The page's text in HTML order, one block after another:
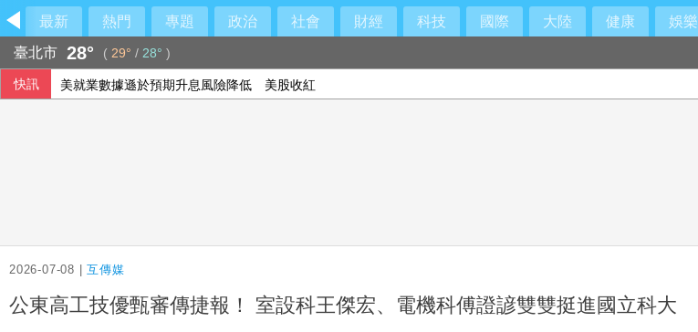
最新 熱門 專題 政治 社會 財經 科技 國際 大陸 健康 娛樂
臺北市 28° ( 29° / 28° )
快訊 市場衡量荷莫茲海峽談判和伊朗局勢 油價走高
2026-07-08 |互傳媒
公東高工技優甄審傳捷報！ 室設科王傑宏、電機科傅證諺雙雙挺進國立科大